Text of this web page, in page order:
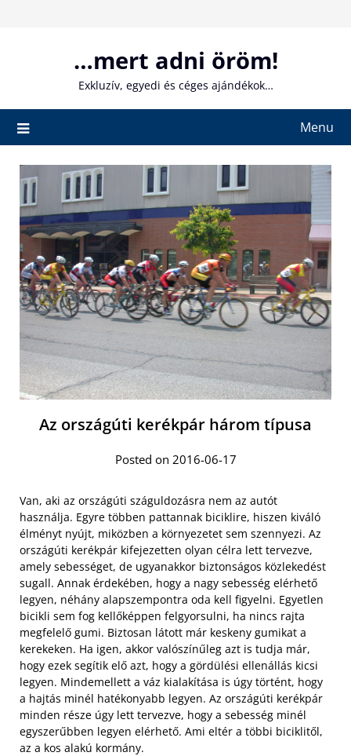
…mert adni öröm!
Exkluzív, egyedi és céges ajándékok…
Menu
Az országúti kerékpár három típusa
Posted on 2016-06-17
Van, aki az országúti száguldozásra nem az autót
használja. Egyre többen pattannak biciklire, hiszen kiváló
élményt nyújt, miközben a környezetet sem szennyezi. Az
országúti kerékpár kifejezetten olyan célra lett tervezve,
amely sebességet, de ugyanakkor biztonságos közlekedést
sugall. Annak érdekében, hogy a nagy sebesség elérhető
legyen, néhány alapszempontra oda kell figyelni. Egyetlen
bicikli sem fog kellőképpen felgyorsulni, ha nincs rajta
megfelelő gumi. Biztosan látott már keskeny gumikat a
kerekeken. Ha igen, akkor valószínűleg azt is tudja már,
hogy ezek segítik elő azt, hogy a gördülési ellenállás kicsi
legyen. Mindemellett a váz kialakítása is úgy történt, hogy
a hajtás minél hatékonyabb legyen. Az országúti kerékpár
minden része úgy lett tervezve, hogy a sebesség minél
egyszerűbben legyen elérhető. Ami eltér a többi biciklitől,
az a kos alakú kormány.